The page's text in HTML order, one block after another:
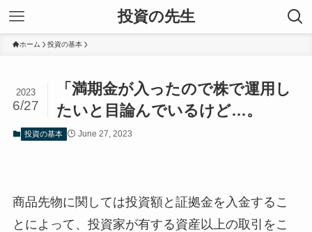
投資の先生
ホーム 投資の基本
「満期金が入ったので株で運用し
たいと目論んでいるけど…。
2023
6/27
投資の基本 June 27, 2023
商品先物に関しては投資額と証拠金を入金するこ
とによって、投資家が有する資産以上の取引をこ